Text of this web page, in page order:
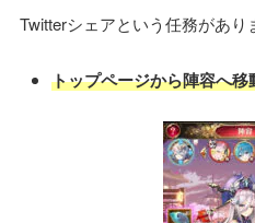
Twitterシェアという任務があり
トップページから陣容へ移